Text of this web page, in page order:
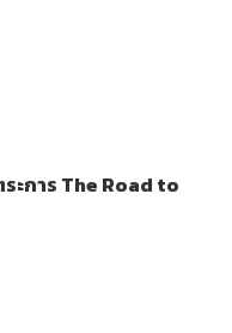
ะการ The Road to